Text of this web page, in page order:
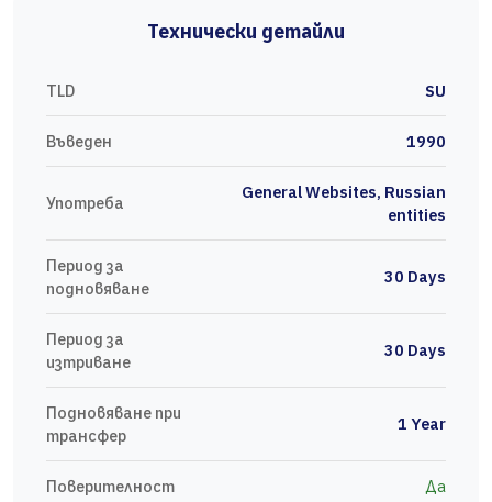
Технически детайли
TLD SU
Въведен 1990
Употреба
General Websites, Russian
entities
Период за
подновяване
30 Days
Период за
изтриване
30 Days
Подновяване при
трансфер
1 Year
Поверителност Да